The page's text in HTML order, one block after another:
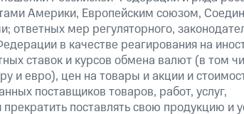
Америки, Европейским союзом,
мер регуляторного,
в качестве реагирования на
ставок и курсов обмена валют (в том
и евро), цен на товары и акции и
поставщиков товаров, работ, услуг,
поставлять свою продукцию и